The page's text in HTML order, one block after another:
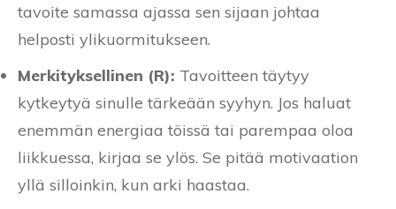
tavoite samassa ajassa sen sijaan johtaa
helposti ylikuormitukseen.
Merkityksellinen (R): Tavoitteen täytyy
kytkeytyä sinulle tärkeään syyhyn. Jos haluat
enemmän energiaa töissä tai parempaa oloa
liikkuessa, kirjaa se ylös. Se pitää motivaation
yllä silloinkin, kun arki haastaa.